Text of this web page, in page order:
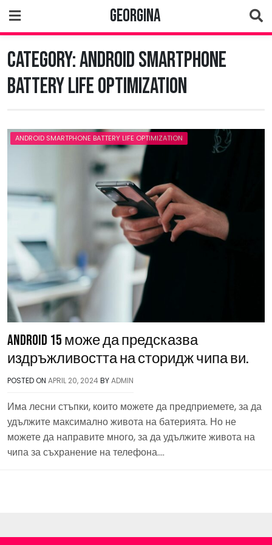
to
content
Georgina
Category:Android Smartphone
Battery Life Optimization
ANDROID SMARTPHONE BATTERY LIFE OPTIMIZATION
Android 15 може да предсказва
издръжливостта на сторидж чипа ви.
POSTED ON APRIL 20, 2024BYADMIN
Има лесни стъпки, които можете да предприемете, за да
удължите максимално живота на батерията. Но не
можете да направите много, за да удължите живота на
чипа за съхранение на телефона….